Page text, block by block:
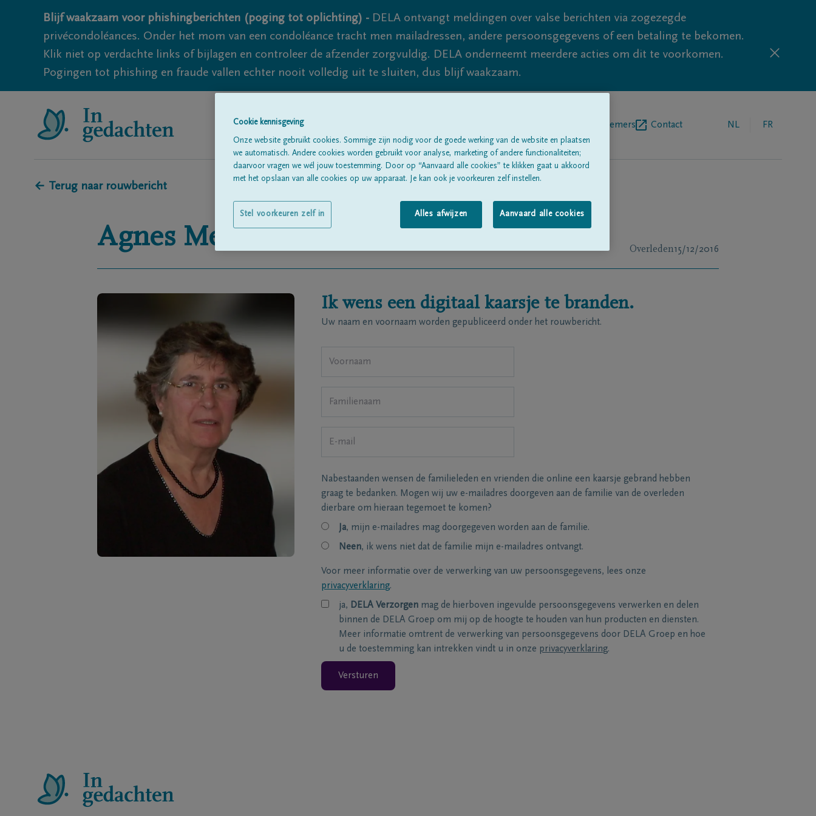
Blijf waakzaam voor phishingberichten (poging tot oplichting) - DELA ontvangt meldingen over valse berichten via zogezegde
privécondoléances. Onder het mom van een condoléance tracht men mailadressen, andere persoonsgegevens of een betaling te bekomen.
Klik niet op verdachte links of bijlagen en controleer de afzender zorgvuldig. DELA onderneemt meerdere acties om dit te voorkomen.
Pogingen tot phishing en fraude vallen echter nooit volledig uit te sluiten, dus blijf waakzaam.
Begrafenisondernemers Contact NL FR
← Terug naar rouwbericht
Agnes Meurmans Overleden15/12/2016
Ik wens een digitaal kaarsje te branden.
Uw naam en voornaam worden gepubliceerd onder het rouwbericht.
Nabestaanden wensen de familieleden en vrienden die online een kaarsje gebrand hebben
graag te bedanken. Mogen wij uw e-mailadres doorgeven aan de familie van de overleden
dierbare om hieraan tegemoet te komen?
Ja, mijn e-mailadres mag doorgegeven worden aan de familie.
Neen, ik wens niet dat de familie mijn e-mailadres ontvangt.
Voor meer informatie over de verwerking van uw persoonsgegevens, lees onze
privacyverklaring.
ja, DELA Verzorgen mag de hierboven ingevulde persoonsgegevens verwerken en delen
binnen de DELA Groep om mij op de hoogte te houden van hun producten en diensten.
Meer informatie omtrent de verwerking van persoonsgegevens door DELA Groep en hoe
u de toestemming kan intrekken vindt u in onze privacyverklaring.
Versturen
Cookie kennisgeving
Onze website gebruikt cookies. Sommige zijn nodig voor de goede werking van de website en plaatsen
we automatisch. Andere cookies worden gebruikt voor analyse, marketing of andere functionaliteiten;
daarvoor vragen we wél jouw toestemming. Door op “Aanvaard alle cookies” te klikken gaat u akkoord
met het opslaan van alle cookies op uw apparaat. Je kan ook je voorkeuren zelf instellen.
Alles afwijzen Aanvaard alle cookies
Stel voorkeuren zelf in